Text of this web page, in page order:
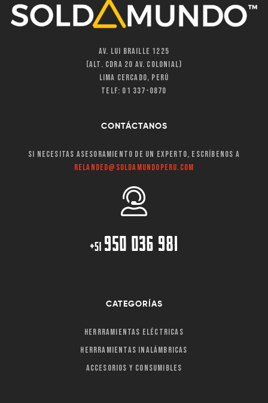
Av. Lui Braille 1225
(Alt. Cdra 20 Av. Colonial)
Lima Cercado, Perú
Telf: 01 337-0870
CONTÁCTANOS
Si necesitas asesoramiento de un experto, escríbenos a
relanded@soldamundoperu.com
+51 950 036 981
CATEGORÍAS
Herrramientas Eléctricas
Herrramientas Inalámbricas
Accesorios y Consumibles